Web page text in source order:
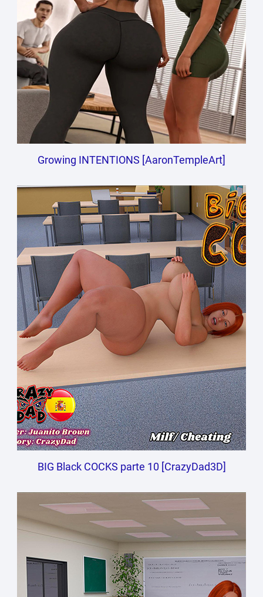
Growing INTENTIONS [AaronTempleArt]
BIG Black COCKS parte 10 [CrazyDad3D]